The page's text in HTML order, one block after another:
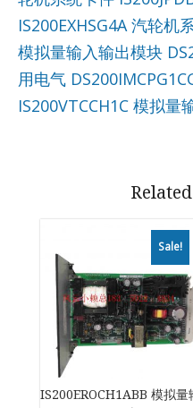
IS200EXHSG4A 汽轮机
模拟量输入输出模块
用电气
IS200VTCCH1C 模拟量
Sale!
IS200EROCH1ABB 模拟